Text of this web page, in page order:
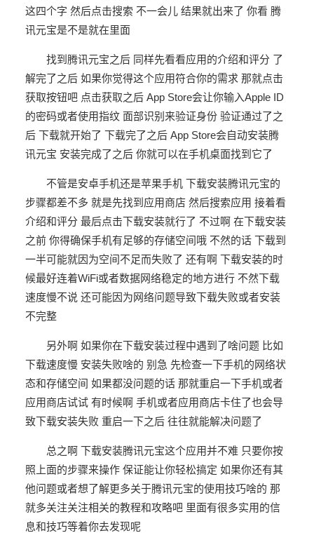
这四个字 然后点击搜索 不一会儿 结果就出来了 你看 腾
讯元宝是不是就在里面
找到腾讯元宝之后 同样先看看应用的介绍和评分 了
解完了之后 如果你觉得这个应用符合你的需求 那就点击
获取按钮吧 点击获取之后 App Store会让你输入Apple ID
的密码或者使用指纹 面部识别来验证身份 验证通过了之
后 下载就开始了 下载完了之后 App Store会自动安装腾
讯元宝 安装完成了之后 你就可以在手机桌面找到它了
不管是安卓手机还是苹果手机 下载安装腾讯元宝的
步骤都差不多 就是先找到应用商店 然后搜索应用 接着看
介绍和评分 最后点击下载安装就行了 不过啊 在下载安装
之前 你得确保手机有足够的存储空间哦 不然的话 下载到
一半可能就因为空间不足而失败了 还有啊 下载安装的时
候最好连着WiFi或者数据网络稳定的地方进行 不然下载
速度慢不说 还可能因为网络问题导致下载失败或者安装
不完整
另外啊 如果你在下载安装过程中遇到了啥问题 比如
下载速度慢 安装失败啥的 别急 先检查一下手机的网络状
态和存储空间 如果都没问题的话 那就重启一下手机或者
应用商店试试 有时候啊 手机或者应用商店卡住了也会导
致下载安装失败 重启一下之后 往往就能解决问题了
总之啊 下载安装腾讯元宝这个应用并不难 只要你按
照上面的步骤来操作 保证能让你轻松搞定 如果你还有其
他问题或者想了解更多关于腾讯元宝的使用技巧啥的 那
就多关注关注相关的教程和攻略吧 里面有很多实用的信
息和技巧等着你去发现呢